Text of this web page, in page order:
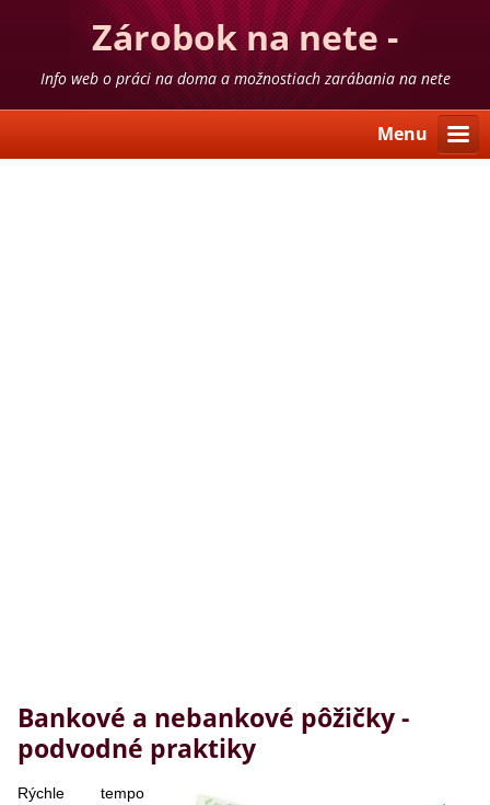
Zárobok na nete -
skúsenosti
Info web o práci na doma a možnostiach zarábania na nete
Menu
Bankové a nebankové pôžičky -
podvodné praktiky
Rýchle tempo